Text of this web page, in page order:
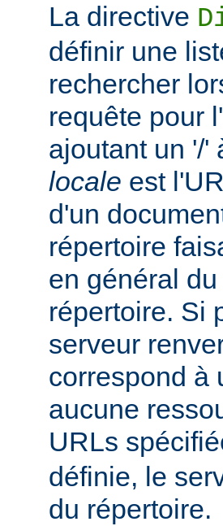
La directive
définir une
rechercher
requête pour
ajoutant un '/'
locale est
d'un
répertoire
en général
répertoire. Si
serveur
correspond à
aucune
URLs
définie, le
du répertoire.